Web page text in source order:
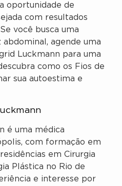
oportunidade de
com resultados
você busca uma
agende uma
Luckmann para uma
como os Fios de
sua autoestima e
é uma médica
com formação em
em Cirurgia
Plástica no Rio de
e interesse por